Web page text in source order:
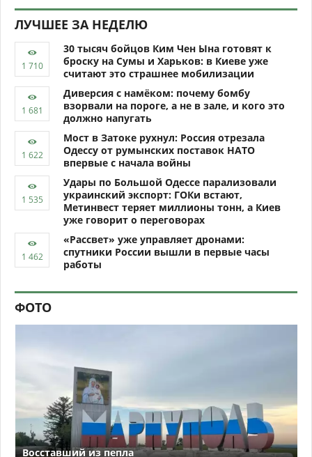
ЛУЧШЕЕ ЗА НЕДЕЛЮ
30 тысяч бойцов Ким Чен Ына готовят к
броску на Сумы и Харьков: в Киеве уже
считают это страшнее мобилизации
Диверсия с намёком: почему бомбу
взорвали на пороге, а не в зале, и кого это
должно напугать
Мост в Затоке рухнул: Россия отрезала
Одессу от румынских поставок НАТО
впервые с начала войны
Удары по Большой Одессе парализовали
украинский экспорт: ГОКи встают,
Метинвест теряет миллионы тонн, а Киев
уже говорит о переговорах
«Рассвет» уже управляет дронами:
спутники России вышли в первые часы
работы
ФОТО
Восставший из пепла